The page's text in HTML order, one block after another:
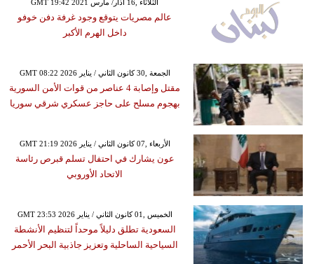
GMT 19:42 2021 الثلاثاء ,16 آذار/ مارس
عالم مصريات يتوقع وجود غرفة دفن خوفو
داخل الهرم الأكبر
GMT 08:22 2026 الجمعة ,30 كانون الثاني / يناير
مقتل وإصابة 4 عناصر من قوات الأمن السورية
بهجوم مسلح على حاجز عسكري شرقي سوريا
GMT 21:19 2026 الأربعاء ,07 كانون الثاني / يناير
عون يشارك في احتفال تسلم قبرص رئاسة
الاتحاد الأوروبي
GMT 23:53 2026 الخميس ,01 كانون الثاني / يناير
السعودية تطلق دليلاً موحداً لتنظيم الأنشطة
السياحية الساحلية وتعزيز جاذبية البحر الأحمر